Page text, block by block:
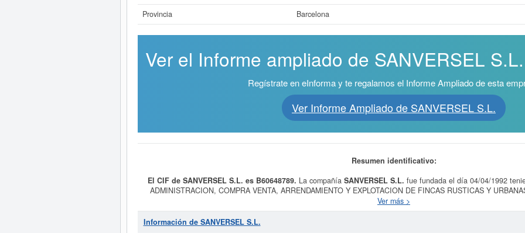
Provincia
Barcelona
Ver el Informe ampliado de SANVERSEL
Regístrate en eInforma y te regalamos el Informe Ampliado de esta
Ver Informe Ampliado de SANVERSEL S.L.
Resumen identificativo:
El CIF de SANVERSEL S.L. es B60648789. La compañía SANVERSEL S.L. fue fundada el día 04/04/1992
ADMINISTRACION, COMPRA VENTA, ARRENDAMIENTO Y EXPLOTACION DE FINCAS RUSTICAS Y
6812 - Promoción inmobiliaria. Dentro de la clasificación de numeración de empresas SIC,
cuenta con 129 consultas, donde el 13/08/2025 se ha producido la última consulta. Para consultar las
solicitar lo puede hacer en esta misma página. El patrimonio social aproximado de esta compañía es de 3.100 a
Ver más >
Información de SANVERSEL S.L.